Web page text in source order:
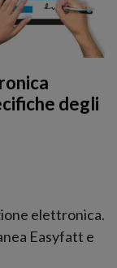
degli
elettronica.
Easyfatt e